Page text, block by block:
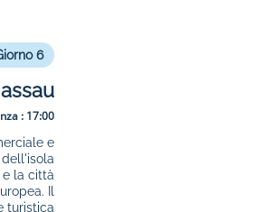
6
: 17:00
e
e la città
Il
turistica